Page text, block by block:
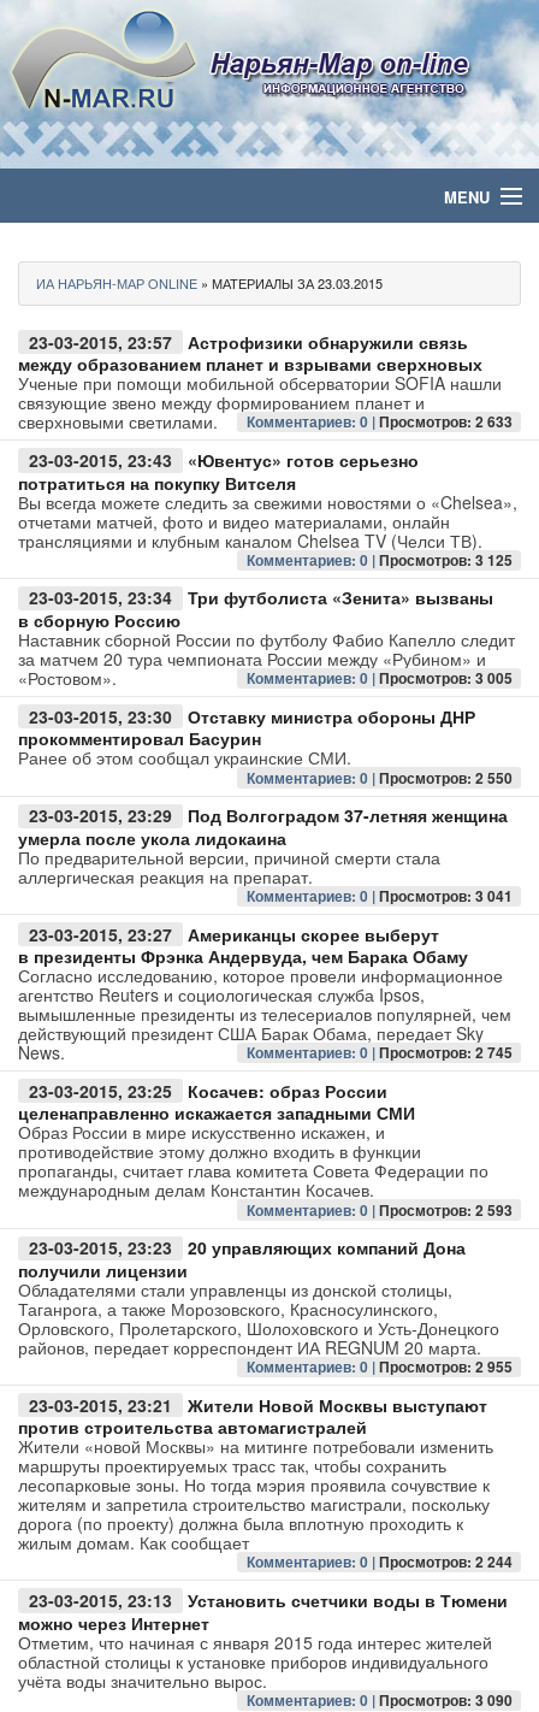
MENU
Политика
Бизнес
Общество
Культура
Медиа
Авто
Спорт
Контакты
ИА НАРЬЯН-МАР ONLINE » МАТЕРИАЛЫ ЗА 23.03.2015
23-03-2015, 23:57
Астрофизики обнаружили связь
между образованием планет и взрывами сверхновых
Ученые при помощи мобильной обсерватории SOFIA нашли
связующие звено между формированием планет и
сверхновыми светилами.
Комментариев: 0 |Просмотров: 2 633
23-03-2015, 23:43
«Ювентус» готов серьезно
потратиться на покупку Витселя
Вы всегда можете следить за свежими новостями о «Chelsea»,
отчетами матчей, фото и видео материалами, онлайн
трансляциями и клубным каналом Chelsea TV (Челси ТВ).
Комментариев: 0 |Просмотров: 3 125
23-03-2015, 23:34
Три футболиста «Зенита» вызваны
в сборную Россию
Наставник сборной России по футболу Фабио Капелло следит
за матчем 20 тура чемпионата России между «Рубином» и
«Ростовом».
Комментариев: 0 |Просмотров: 3 005
23-03-2015, 23:30
Отставку министра обороны ДНР
прокомментировал Басурин
Ранее об этом сообщал украинские СМИ.
Комментариев: 0 |Просмотров: 2 550
23-03-2015, 23:29
Под Волгоградом 37-летняя женщина
умерла после укола лидокаина
По предварительной версии, причиной смерти стала
аллергическая реакция на препарат.
Комментариев: 0 |Просмотров: 3 041
23-03-2015, 23:27
Американцы скорее выберут
в президенты Фрэнка Андервуда, чем Барака Обаму
Согласно исследованию, которое провели информационное
агентство Reuters и социологическая служба Ipsos,
вымышленные президенты из телесериалов популярней, чем
действующий президент США Барак Обама, передает Sky
News.
Комментариев: 0 |Просмотров: 2 745
23-03-2015, 23:25
Косачев: образ России
целенаправленно искажается западными СМИ
Образ России в мире искусственно искажен, и
противодействие этому должно входить в функции
пропаганды, считает глава комитета Совета Федерации по
международным делам Константин Косачев.
Комментариев: 0 |Просмотров: 2 593
23-03-2015, 23:23
20 управляющих компаний Дона
получили лицензии
Обладателями стали управленцы из донской столицы,
Таганрога, а также Морозовского, Красносулинского,
Орловского, Пролетарского, Шолоховского и Усть-Донецкого
районов, передает корреспондент ИА REGNUM 20 марта.
Комментариев: 0 |Просмотров: 2 955
23-03-2015, 23:21
Жители Новой Москвы выступают
против строительства автомагистралей
Жители «новой Москвы» на митинге потребовали изменить
маршруты проектируемых трасс так, чтобы сохранить
лесопарковые зоны. Но тогда мэрия проявила сочувствие к
жителям и запретила строительство магистрали, поскольку
дорога (по проекту) должна была вплотную проходить к
жилым домам. Как сообщает
Комментариев: 0 |Просмотров: 2 244
23-03-2015, 23:13
Установить счетчики воды в Тюмени
можно через Интернет
Отметим, что начиная с января 2015 года интерес жителей
областной столицы к установке приборов индивидуального
учёта воды значительно вырос.
Комментариев: 0 |Просмотров: 3 090